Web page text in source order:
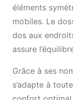
éléments
mobiles. Le
dos aux
assure
Grâce à ses
s’adapte à